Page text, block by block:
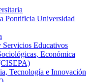
Pontificia Universidad
Servicios Educativos
Económica
Tecnología e Innovación